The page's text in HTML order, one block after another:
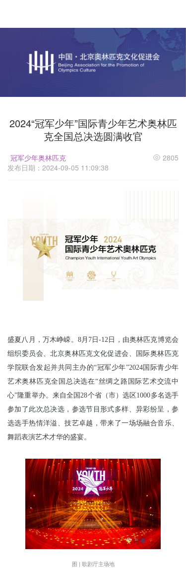
2024“冠军少年”国际青少年艺术奥林匹
克全国总决选圆满收官
冠军少年奥林匹克
发布日期：2024-09-05 11:09:38
2805
盛夏八月，万木峥嵘。8月7日-12日，由奥林匹克博览会
组织委员会、北京奥林匹克文化促进会、国际奥林匹克
学院联合发起并共同主办的“冠军少年”2024国际青少年
艺术奥林匹克全国总决选在“丝绸之路国际艺术交流中
心”隆重举办。来自全国28个省（市）选区1000多名选手
参加了此次总决选，参选节目形式多样、异彩纷呈，参
选选手热情洋溢、技艺卓越，带来了一场场融合音乐、
舞蹈表演艺术才华的盛宴。
图 | 歌剧厅主场地